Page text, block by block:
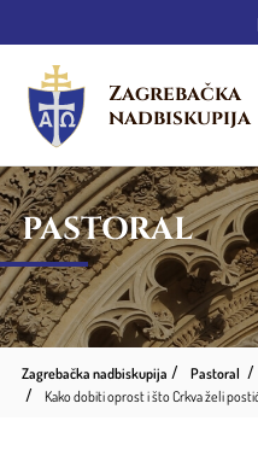
Zagrebačka
nadbiskupija
PASTORAL
Zagrebačka nadbiskupija Pastoral
Kako dobiti oprost i što Crkva želi